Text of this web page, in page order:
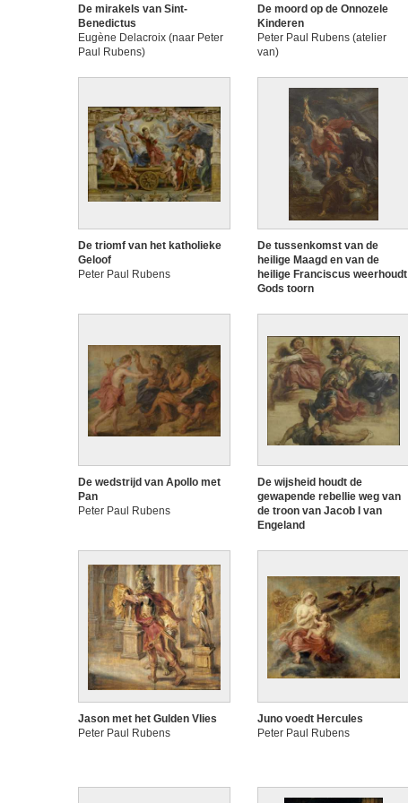
De mirakels van Sint-
Benedictus
Eugène Delacroix (naar Peter
Paul Rubens)
De moord op de Onnozele
Kinderen
Peter Paul Rubens (atelier
van)
De triomf van het katholieke
Geloof
Peter Paul Rubens
De tussenkomst van de
heilige Maagd en van de
heilige Franciscus weerhoudt
Gods toorn
De wedstrijd van Apollo met
Pan
Peter Paul Rubens
De wijsheid houdt de
gewapende rebellie weg van
de troon van Jacob I van
Engeland
Jason met het Gulden Vlies
Peter Paul Rubens
Juno voedt Hercules
Peter Paul Rubens